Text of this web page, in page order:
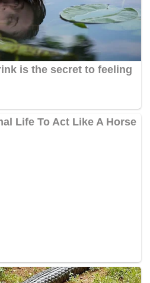
percakapan dan
itu yang kelak akan
baharu berkaitan dadah
rampasan pil Yaba
tujuan mengedar.
enam rakyat Malaysia